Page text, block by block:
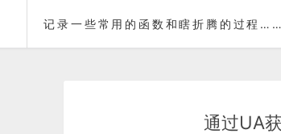
记录一些常用的函数和瞎折腾的过程……
通过UA